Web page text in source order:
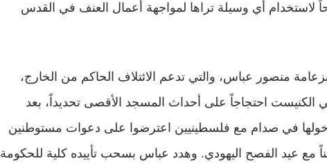
لاستخدام أي وسيلة تراها لمواجهة أعمال العنف في القدس
بزعامة منصور عباس، والتي تدعم الائتلاف الحاكم من الخارج،
الكنيست احتجاجاً على أحداث المسجد الأقصى تحديداً، بعد
في صدام مع فلسطينيين اعترضوا على دعوات مستوطنين
مع عيد الفصح اليهودي. وهدد عباس بسحب تأييده كلية للحكومة